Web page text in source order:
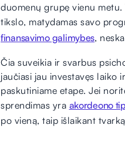
duomenų grupę vienu
tikslo, matydamas savo
finansavimo galimybes,
Čia suveikia ir svarbus
jaučiasi jau investavęs laiko
paskutiniame etape. Jei
sprendimas yra akordeono
po vieną, taip išlaikant